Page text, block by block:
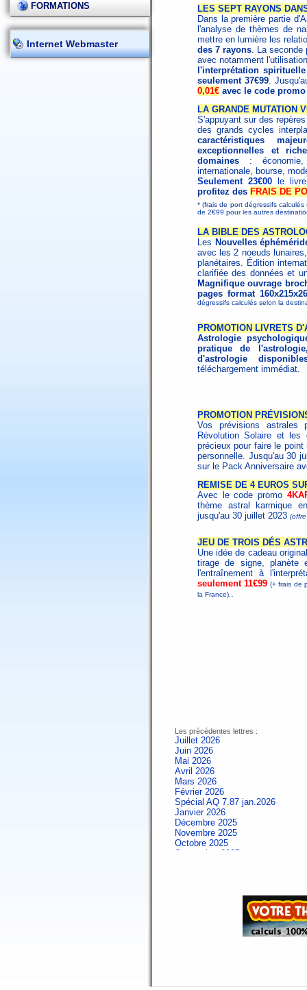
FORMATIONS
Internet Webmaster
LES SEPT RAYONS
Dans la première partie
l'analyse de thèmes de
mettre en lumière les
des 7 rayons. La seconde
avec notamment
l'interprétation spirituelle
seulement 37€99.
0,01€ avec le code
LA GRANDE MUTATION
S'appuyant sur des
des grands cycles
caractéristiques
exceptionnelles et
domaines : économie,
internationale, bourse,
Seulement 23€00
le
profitez des FRAIS DE
* (frais de port dégressifs
de 2€99 pour les autres
LA BIBLE DES
Les Nouvelles
avec les 2 noeuds
planétaires. Édition
clarifiée des données et
Magnifique ouvrage
pages format
dégressifs calculés selon la
PROMOTION LIVRETS
Astrologie
pratique de
d'astrologie
téléchargement immédiat.
PROMOTION
Vos prévisions astrales
Révolution Solaire et les
précieux pour faire le
personnelle. Jusqu'au 30
sur le Pack Anniversaire
REMISE DE 4 EUROS
Avec le code promo
thème astral karmique
jusqu'au 30 juillet 2023
JEU DE TROIS DÉS
Une idée de cadeau
tirage de signe, planète
l'entraînement à
seulement 11€99 (+ frais de
la France). .
Les précédentes lettres :
Juillet 2026
Juin 2026
Mai 2026
Avril 2026
Mars 2026
Février 2026
Spécial AQ 7.87 jan.2026
Janvier 2026
Décembre 2025
Novembre 2025
Octobre 2025
Septembre 2025
Spécial AQ 7.84 jan.2025
Septembre 2024